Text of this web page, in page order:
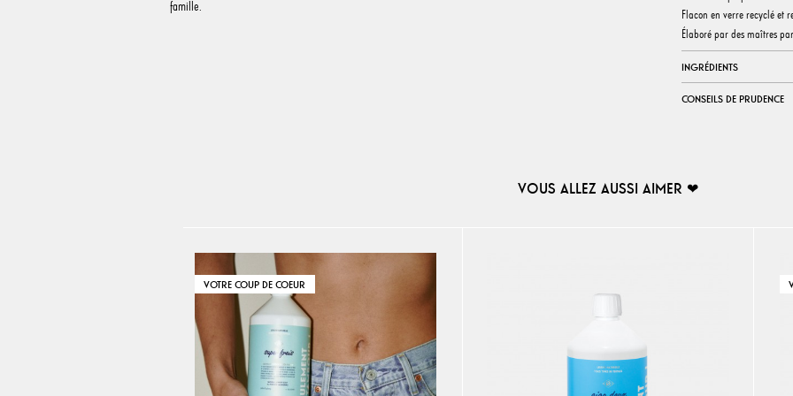
famille.
Flacon en verre recyclé et
Élaboré par des maîtres
INGRÉDIENTS
CONSEILS DE PRUDENCE
VOUS ALLEZ AUSSI AIMER ❤︎
VOTRE COUP DE COEUR